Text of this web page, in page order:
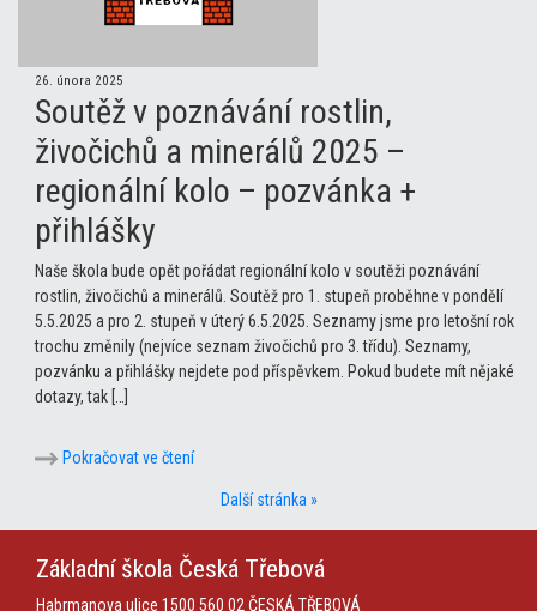
26. února 2025
Soutěž v poznávání rostlin,
živočichů a minerálů 2025 –
regionální kolo – pozvánka +
přihlášky
Naše škola bude opět pořádat regionální kolo v soutěži poznávání
rostlin, živočichů a minerálů. Soutěž pro 1. stupeň proběhne v pondělí
5.5.2025 a pro 2. stupeň v úterý 6.5.2025. Seznamy jsme pro letošní rok
trochu změnily (nejvíce seznam živočichů pro 3. třídu). Seznamy,
pozvánku a přihlášky nejdete pod příspěvkem. Pokud budete mít nějaké
dotazy, tak […]
Pokračovat ve čtení
Další stránka »
Základní škola Česká Třebová
Habrmanova ulice 1500 560 02 ČESKÁ TŘEBOVÁ